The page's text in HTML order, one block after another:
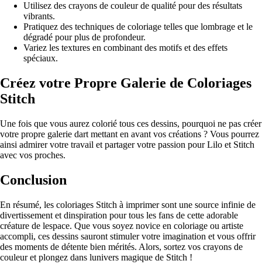
Utilisez des crayons de couleur de qualité pour des résultats
vibrants.
Pratiquez des techniques de coloriage telles que lombrage et le
dégradé pour plus de profondeur.
Variez les textures en combinant des motifs et des effets
spéciaux.
Créez votre Propre Galerie de Coloriages
Stitch
Une fois que vous aurez colorié tous ces dessins, pourquoi ne pas créer
votre propre galerie dart mettant en avant vos créations ? Vous pourrez
ainsi admirer votre travail et partager votre passion pour Lilo et Stitch
avec vos proches.
Conclusion
En résumé, les coloriages Stitch à imprimer sont une source infinie de
divertissement et dinspiration pour tous les fans de cette adorable
créature de lespace. Que vous soyez novice en coloriage ou artiste
accompli, ces dessins sauront stimuler votre imagination et vous offrir
des moments de détente bien mérités. Alors, sortez vos crayons de
couleur et plongez dans lunivers magique de Stitch !